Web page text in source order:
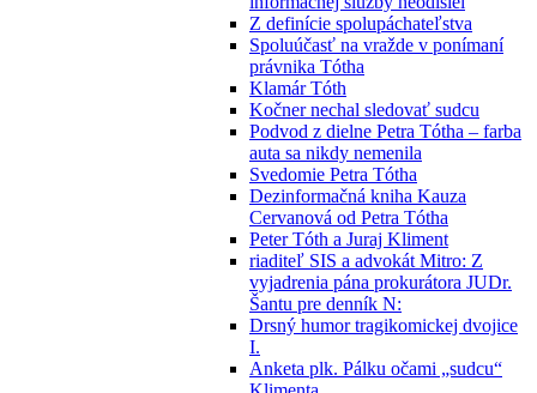
Z definície spolupáchateľstva
Spoluúčasť na vražde v ponímaní
právnika Tótha
Klamár Tóth
Kočner nechal sledovať sudcu
Podvod z dielne Petra Tótha – farba
auta sa nikdy nemenila
Svedomie Petra Tótha
Dezinformačná kniha Kauza
Cervanová od Petra Tótha
Peter Tóth a Juraj Kliment
riaditeľ SIS a advokát Mitro: Z
vyjadrenia pána prokurátora JUDr.
Šantu pre denník N:
Drsný humor tragikomickej dvojice
I.
Anketa plk. Pálku očami „sudcu“